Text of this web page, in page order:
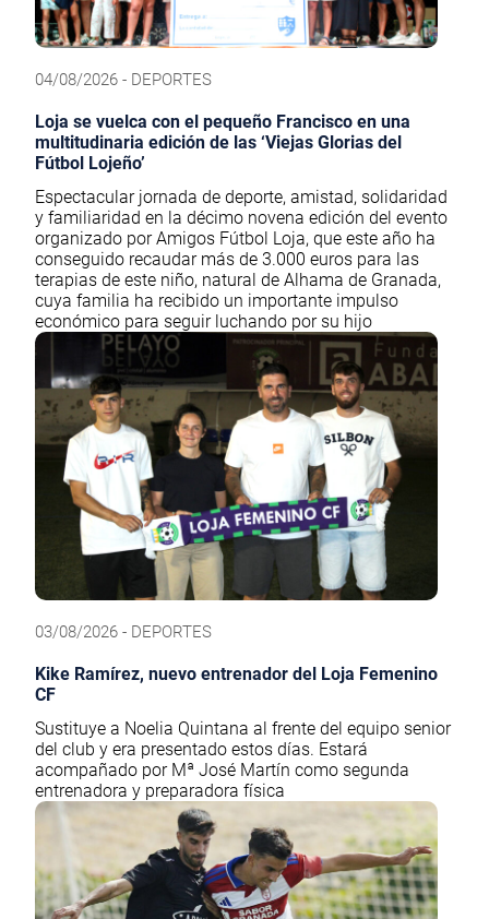
04/08/2026 - DEPORTES
Loja se vuelca con el pequeño Francisco en una
multitudinaria edición de las ‘Viejas Glorias del
Fútbol Lojeño’
Espectacular jornada de deporte, amistad, solidaridad
y familiaridad en la décimo novena edición del evento
organizado por Amigos Fútbol Loja, que este año ha
conseguido recaudar más de 3.000 euros para las
terapias de este niño, natural de Alhama de Granada,
cuya familia ha recibido un importante impulso
económico para seguir luchando por su hijo
03/08/2026 - DEPORTES
Kike Ramírez, nuevo entrenador del Loja Femenino
CF
Sustituye a Noelia Quintana al frente del equipo senior
del club y era presentado estos días. Estará
acompañado por Mª José Martín como segunda
entrenadora y preparadora física